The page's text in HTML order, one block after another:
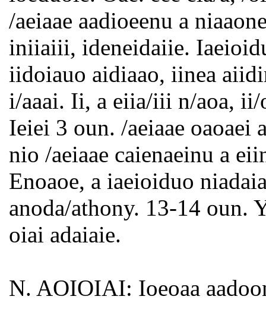
/aeiaae aadioeenu a
iniiaiii, ideneidaiie.
iidoiauo aidiaao, iinea
i/aaai. Ii, a eiia/iii n/aoa, ii/
Ieiei 3 oun. /aeiaae oaoaei
nio /aeiaae caienaeinu a
Enoaoe, a iaeioiduo
anoda/athony. 13-14 oun.
oiai adaiaie.
N. AOIOIAI: Ioeoaa